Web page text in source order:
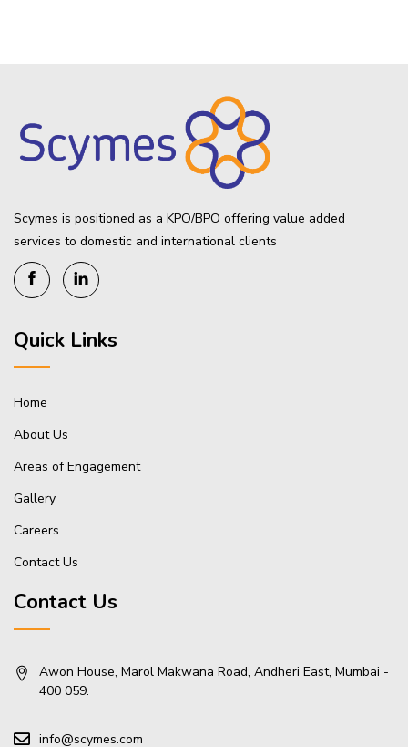
Scymes is positioned as a KPO/BPO offering value added
services to domestic and international clients
Quick Links
Home
About Us
Areas of Engagement
Gallery
Careers
Contact Us
Contact Us
Awon House, Marol Makwana Road, Andheri East, Mumbai -
400 059.
info@scymes.com